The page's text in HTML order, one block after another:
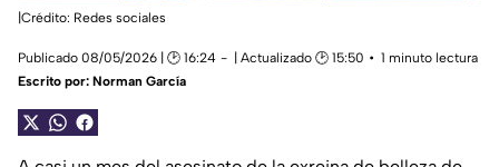
|Crédito: Redes sociales
Publicado 08/05/2026 | 🕑 16:24 | Actualizado 🕑 15:50
1 minuto lectura
Escrito por: Norman García